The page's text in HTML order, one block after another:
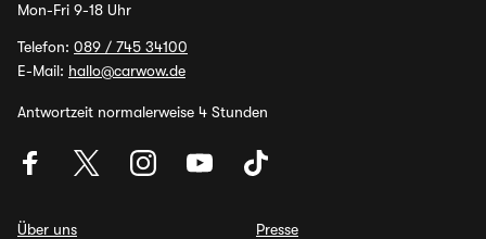
Mon-Fri 9-18 Uhr
Telefon: 089 / 745 34100
E-Mail: hallo@carwow.de
Antwortzeit normalerweise 4 Stunden
Über uns
Presse